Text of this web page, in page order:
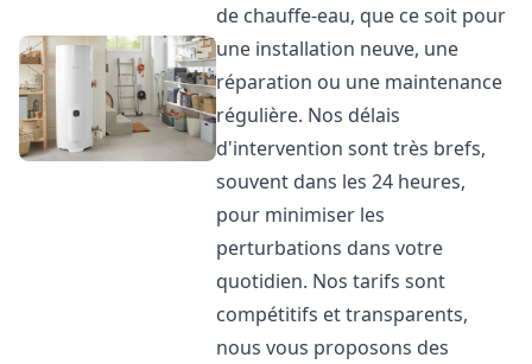
de chauffe-eau, que ce soit pour
une installation neuve, une
réparation ou une maintenance
régulière. Nos délais
d'intervention sont très brefs,
souvent dans les 24 heures,
pour minimiser les
perturbations dans votre
quotidien. Nos tarifs sont
compétitifs et transparents,
nous vous proposons des